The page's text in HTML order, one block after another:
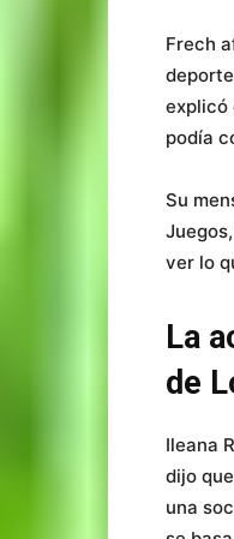
Frech
explicó
podía
Su
ver lo
La
de
Ileana
dijo
una